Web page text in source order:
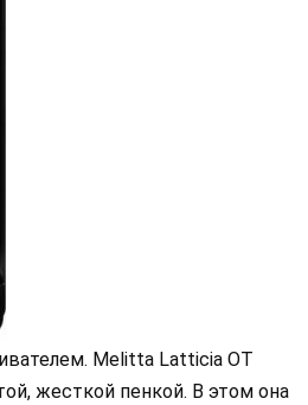
Melitta Latticia OT
жесткой пенкой. В этом она